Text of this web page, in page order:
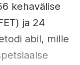
kehavälise
ja 24
abil, mille